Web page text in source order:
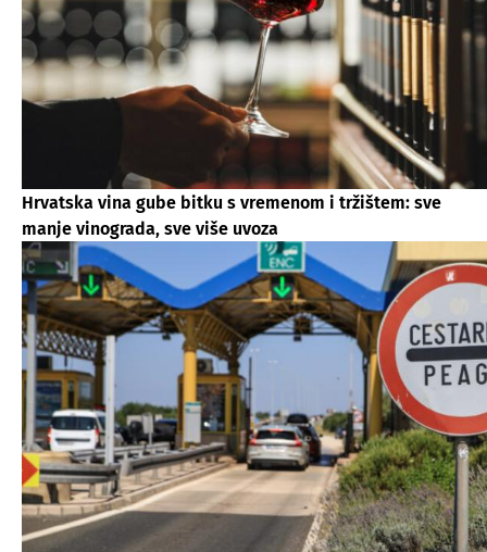
Hrvatska vina gube bitku s vremenom i tržištem: sve
manje vinograda, sve više uvoza